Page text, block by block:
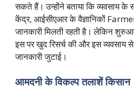
सकते हैं। उन्होंने बताया कि व्यवसाय के
केंद्र, आईसीएआर के वैज्ञानिकों
जानकारी मिलती रहती है। लेकिन
इस पर खुद रिसर्च की और इस व्यवसाय
जानकारी जुटाई।
आमदनी के विकल्प तलाशें किसान